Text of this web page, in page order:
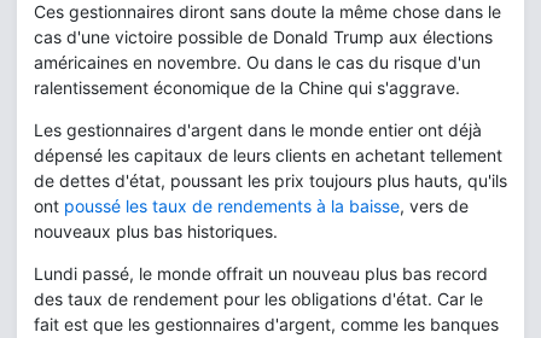
Ces gestionnaires diront sans doute la même chose dans le
cas d'une victoire possible de Donald Trump aux élections
américaines en novembre. Ou dans le cas du risque d'un
ralentissement économique de la Chine qui s'aggrave.
Les gestionnaires d'argent dans le monde entier ont déjà
dépensé les capitaux de leurs clients en achetant tellement
de dettes d'état, poussant les prix toujours plus hauts, qu'ils
ont poussé les taux de rendements à la baisse, vers de
nouveaux plus bas historiques.
Lundi passé, le monde offrait un nouveau plus bas record
des taux de rendement pour les obligations d'état. Car le
fait est que les gestionnaires d'argent, comme les banques